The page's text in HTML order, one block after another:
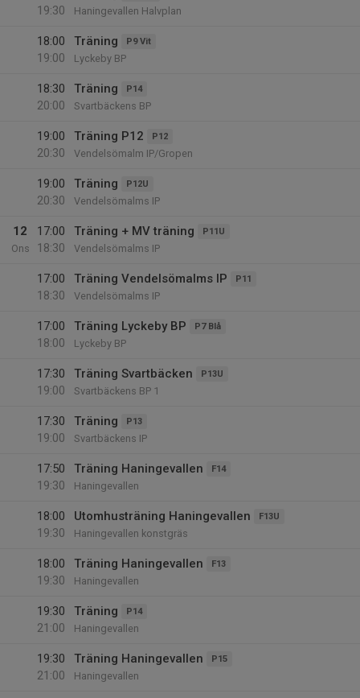
19:30
Haningevallen Halvplan
18:00
19:00
Träning P9 Vit
Lyckeby BP
18:30
20:00
Träning P14
Svartbäckens BP
19:00
20:30
Träning P12 P12
Vendelsömalm IP/Gropen
19:00
20:30
Träning P12U
Vendelsömalms IP
12
Ons
17:00
18:30
Träning + MV träning P11U
Vendelsömalms IP
17:00
18:30
Träning Vendelsömalms IP P11
Vendelsömalms IP
17:00
18:00
Träning Lyckeby BP P7 Blå
Lyckeby BP
17:30
19:00
Träning Svartbäcken P13U
Svartbäckens BP 1
17:30
19:00
Träning P13
Svartbäckens IP
17:50
19:30
Träning Haningevallen F14
Haningevallen
18:00
19:30
Utomhusträning Haningevallen F13U
Haningevallen konstgräs
18:00
19:30
Träning Haningevallen F13
Haningevallen
19:30
21:00
Träning P14
Haningevallen
19:30
21:00
Träning Haningevallen P15
Haningevallen